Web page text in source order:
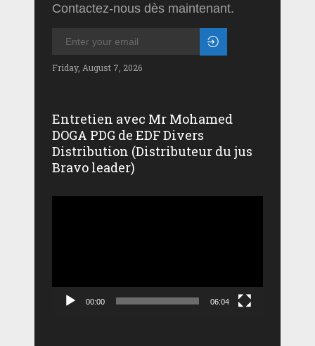
Contactez-nous dès maintenant.
Friday, August 7, 2026
Entretien avec Mr Mohamed
DOGA PDG de EDF Divers
Distribution (Distributeur du jus
Bravo leader)
00:00 06:04